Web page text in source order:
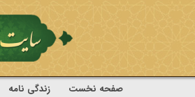
صفحه نخست زندگی نامه